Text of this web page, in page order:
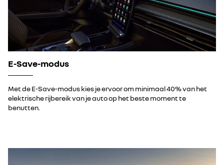
E-Save-modus
Met de E-Save-modus kies je ervoor om minimaal 40% van het
elektrische rijbereik van je auto op het beste moment te
benutten.